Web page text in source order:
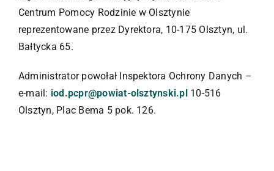
Centrum Pomocy Rodzinie w Olsztynie
reprezentowane przez Dyrektora, 10-175 Olsztyn, ul.
Bałtycka 65.
Administrator powołał Inspektora Ochrony Danych –
e-mail: iod.pcpr@powiat-olsztynski.pl10-516
Olsztyn, Plac Bema 5 pok. 126.